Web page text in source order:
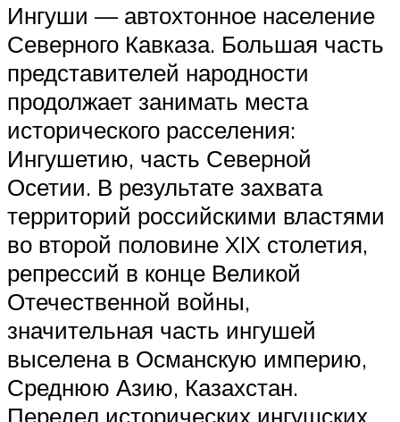
Ингуши — автохтонное население
Северного Кавказа. Большая часть
представителей народности
продолжает занимать места
исторического расселения:
Ингушетию, часть Северной
Осетии. В результате захвата
территорий российскими властями
во второй половине XIX столетия,
репрессий в конце Великой
Отечественной войны,
значительная часть ингушей
выселена в Османскую империю,
Среднюю Азию, Казахстан.
Передел исторических ингушских